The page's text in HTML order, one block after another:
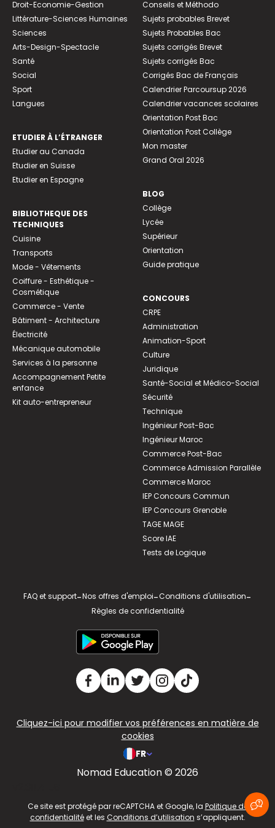
Droit-Economie-Gestion
Littérature-Sciences Humaines
Sciences
Arts-Design-Spectacle
Santé
Social
Sport
Langues
ETUDIER À L’ÉTRANGER
Etudier au Canada
Etudier en Suisse
Etudier en Espagne
BIBLIOTHEQUE DES
TECHNIQUES
Cuisine
Transports
Mode - Vêtements
Coiffure - Esthétique -
Cosmétique
Commerce - Vente
Bâtiment - Architecture
Électricité
Mécanique automobile
Services à la personne
Accompagnement Petite
enfance
Kit auto-entrepreneur
Conseils et Méthodo
Sujets probables Brevet
Sujets Probables Bac
Sujets corrigés Brevet
Sujets corrigés Bac
Corrigés Bac de Français
Calendrier Parcoursup 2026
Calendrier vacances scolaires
Orientation Post Bac
Orientation Post Collège
Mon master
Grand Oral 2026
BLOG
Collège
Lycée
Supérieur
Orientation
Guide pratique
CONCOURS
CRPE
Administration
Animation-Sport
Culture
Juridique
Santé-Social et Médico-Social
Sécurité
Technique
Ingénieur Post-Bac
Ingénieur Maroc
Commerce Post-Bac
Commerce Admission Parallèle
Commerce Maroc
IEP Concours Commun
IEP Concours Grenoble
TAGE MAGE
Score IAE
Tests de Logique
FAQ et support-Nos offres d'emploi-Conditions d'utilisation-
Règles de confidentialité
Cliquez-ici pour modifier vos préférences en matière de
cookies
FR
Nomad Education © 2026
Ce site est protégé par reCAPTCHA et Google, la Politique de
confidentialitéet les Conditions d’utilisation s’appliquent.